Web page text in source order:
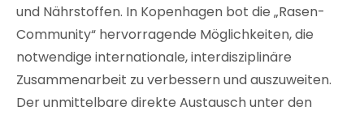
und Nährstoffen. In Kopenhagen bot die „Rasen-
Community“ hervorragende Möglichkeiten, die
notwendige internationale, interdisziplinäre
Zusammenarbeit zu verbessern und auszuweiten.
Der unmittelbare direkte Austausch unter den